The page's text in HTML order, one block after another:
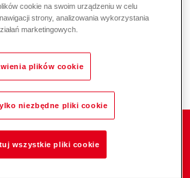
za energię i
środowisko
cookie na swoim urządzeniu w celu
strony, analizowania wykorzystania
marketingowych.
plików cookie
niezbędne pliki cookie
wszystkie pliki cookie